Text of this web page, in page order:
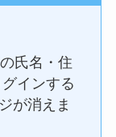
氏名・住
インする
が消えま